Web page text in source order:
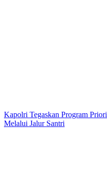
Kapolri Tegaskan Program
Melalui Jalur Santri